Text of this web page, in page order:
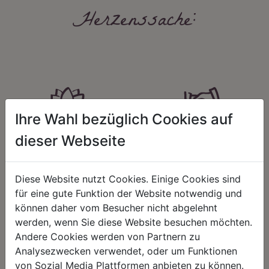
Herzenssache:
schenken natürliche, stilvolle
Momente für harmonische Stunden
zu Hause – den Ort, an dem
Menschen sich geborgen fühlen und
positive Energie schöpfen.
fair – im Hinblick auf unsere
Kalkulation, angemessene
Entlohnung und unsere
nachhaltigen, gewachsenen
Geschäftsbeziehungen.
Ihre Wahl bezüglich Cookies auf
dieser Webseite
Diese Website nutzt Cookies. Einige Cookies sind
für eine gute Funktion der Website notwendig und
können daher vom Besucher nicht abgelehnt
werden, wenn Sie diese Website besuchen möchten.
Andere Cookies werden von Partnern zu
Analysezwecken verwendet, oder um Funktionen
von Sozial Media Plattformen anbieten zu können.